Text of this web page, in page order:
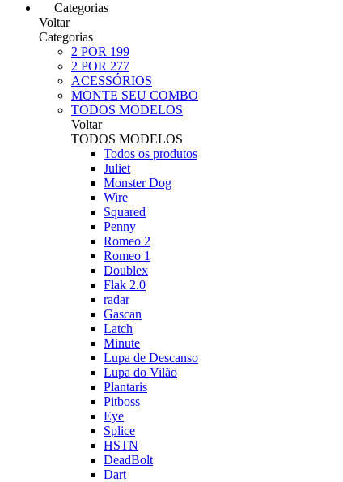
Categorias
Voltar
Categorias
2 POR 199
2 POR 277
ACESSÓRIOS
MONTE SEU COMBO
TODOS MODELOS
Voltar
TODOS MODELOS
Todos os produtos
Juliet
Monster Dog
Wire
Squared
Penny
Romeo 2
Romeo 1
Doublex
Flak 2.0
radar
Gascan
Latch
Minute
Lupa de Descanso
Lupa do Vilão
Plantaris
Pitboss
Eye
Splice
HSTN
DeadBolt
Dart